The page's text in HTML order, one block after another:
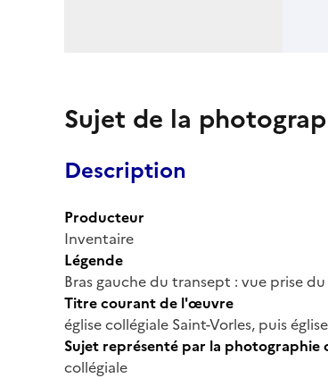
Sujet de la
Description
Producteur
Inventaire
Légende
Bras gauche du transept : vue prise
Titre courant de l'œuvre
église collégiale Saint-Vorles, puis
Sujet représenté par la
collégiale